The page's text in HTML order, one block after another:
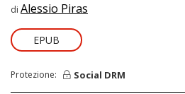
di Alessio Piras
EPUB
Protezione: Social DRM